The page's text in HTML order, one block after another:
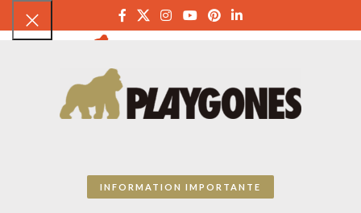
INFORMATION IMPORTANTE